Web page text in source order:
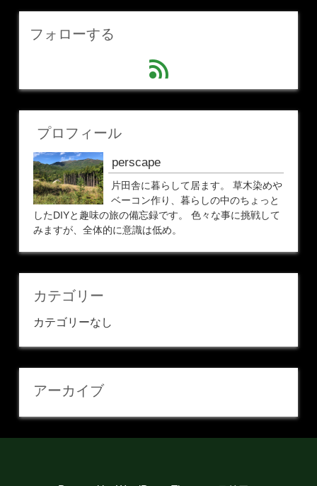
フォローする
feed
プロフィール
perscape
片田舎に暮らして居ます。 草木染めや
ベーコン作り、暮らしの中のちょっと
したDIYと趣味の旅の備忘録です。 色々な事に挑戦して
みますが、全体的に意識は低め。
カテゴリー
カテゴリーなし
アーカイブ